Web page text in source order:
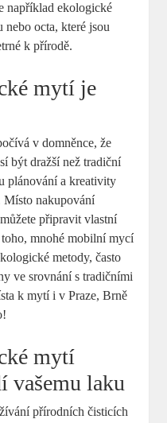
například ekologické
octa, které jsou
k přírodě.
mytí je
v domněnce, že
být dražší než tradiční
plánování a kreativity
Místo nakupování
připravit vlastní
mnohé mobilní mycí
metody, často
ve srovnání s tradičními
k mytí i v Praze, Brně
mytí
vašemu laku
přírodních čisticích